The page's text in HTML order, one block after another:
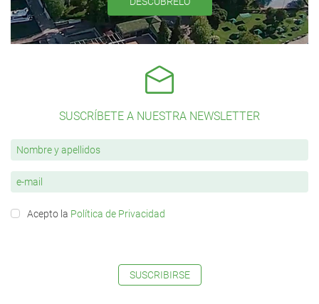
SUSCRÍBETE A NUESTRA NEWSLETTER
Acepto la Política de Privacidad
SUSCRIBIRSE